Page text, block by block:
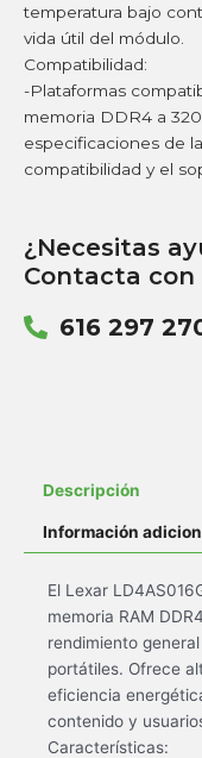
temperatura bajo
vida útil del módulo.
Compatibilidad:
-Plataformas
memoria DDR4 a
especificaciones de
compatibilidad y el
¿Necesitas
Contacta con
616 297
Descripción
Información
El Lexar
memoria RAM
rendimiento
portátiles. Ofrece
eficiencia
contenido y
Características: